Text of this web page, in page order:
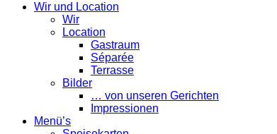
Wir und Location
Wir
Location
Gastraum
Séparée
Terrasse
Bilder
… von unseren Gerichten
Impressionen
Menü’s